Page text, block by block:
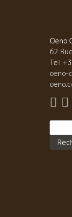
しみ
ンは
の白を
醸造
ンも群
して
Oeno
62
Tel
oeno-